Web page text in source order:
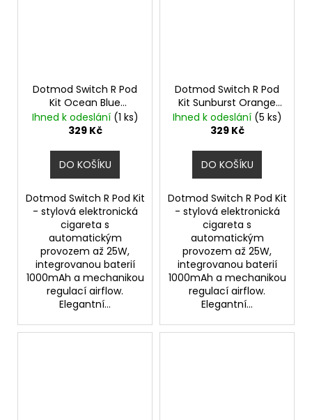
Dotmod Switch R Pod
Kit Ocean Blue
1000mAh
Ihned k odeslání (1 ks)
329 Kč
DO KOŠÍKU
Dotmod Switch R Pod Kit
- stylová elektronická
cigareta s
automatickým
provozem až 25W,
integrovanou baterií
1000mAh a mechanikou
regulací airflow.
Elegantní...
Dotmod Switch R Pod
Kit Sunburst Orange
1000mAh
Ihned k odeslání (5 ks)
329 Kč
DO KOŠÍKU
Dotmod Switch R Pod Kit
- stylová elektronická
cigareta s
automatickým
provozem až 25W,
integrovanou baterií
1000mAh a mechanikou
regulací airflow.
Elegantní...